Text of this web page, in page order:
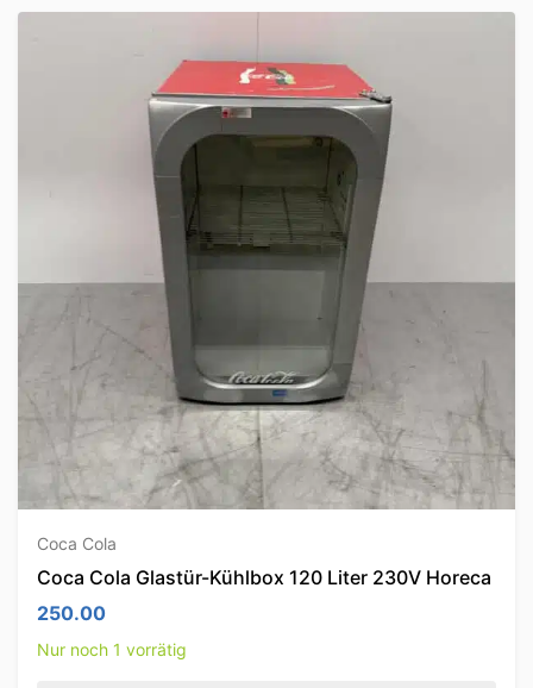
Coca Cola
Coca Cola Glastür-Kühlbox 120 Liter 230V Horeca
250.00
Nur noch 1 vorrätig